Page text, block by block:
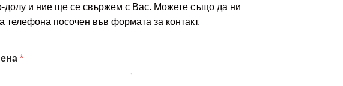
долу и ние ще се свържем с Вас. Можете също да ни
телефона посочен във формата за контакт.
*